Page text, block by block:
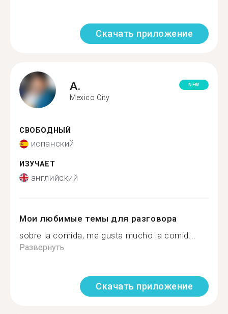
Скачать приложение
A.
Mexico City
NEW
СВОБОДНЫЙ
испанский
ИЗУЧАЕТ
английский
Мои любимые темы для разговора
sobre la comida, me gusta mucho la comid...
Развернуть
Скачать приложение